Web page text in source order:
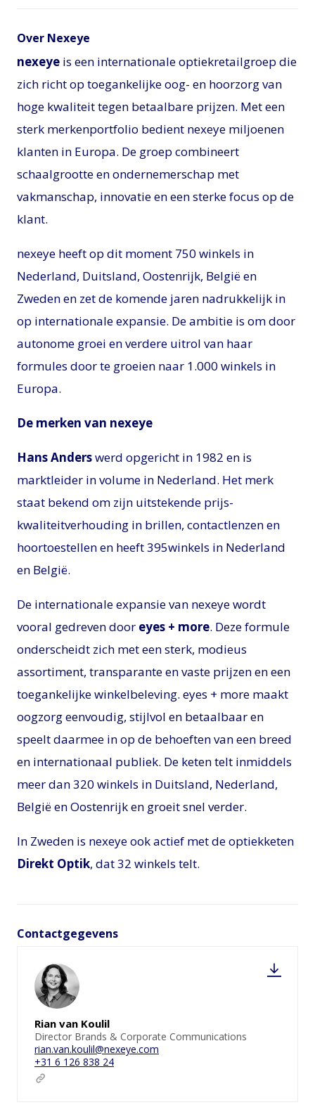
Over Nexeye
nexeye is een internationale optiekretailgroep die
zich richt op toegankelijke oog- en hoorzorg van
hoge kwaliteit tegen betaalbare prijzen. Met een
sterk merkenportfolio bedient nexeye miljoenen
klanten in Europa. De groep combineert
schaalgrootte en ondernemerschap met
vakmanschap, innovatie en een sterke focus op de
klant.
nexeye heeft op dit moment 750 winkels in
Nederland, Duitsland, Oostenrijk, België en
Zweden en zet de komende jaren nadrukkelijk in
op internationale expansie. De ambitie is om door
autonome groei en verdere uitrol van haar
formules door te groeien naar 1.000 winkels in
Europa.
De merken van nexeye
Hans Anderswerd opgericht in 1982 en is
marktleider in volume in Nederland. Het merk
staat bekend om zijn uitstekende prijs-
kwaliteitverhouding in brillen, contactlenzen en
hoortoestellen en heeft 395winkels in Nederland
en België.
De internationale expansie van nexeye wordt
vooral gedreven door eyes + more. Deze formule
onderscheidt zich met een sterk, modieus
assortiment, transparante en vaste prijzen en een
toegankelijke winkelbeleving. eyes + more maakt
oogzorg eenvoudig, stijlvol en betaalbaar en
speelt daarmee in op de behoeften van een breed
en internationaal publiek. De keten telt inmiddels
meer dan 320 winkels in Duitsland, Nederland,
België en Oostenrijk en groeit snel verder.
In Zweden is nexeye ook actief met de optiekketen
Direkt Optik, dat 32 winkels telt.
Contactgegevens
Rian van Koulil
Director Brands & Corporate Communications
rian.van.koulil@nexeye.com
+31 6 126 838 24